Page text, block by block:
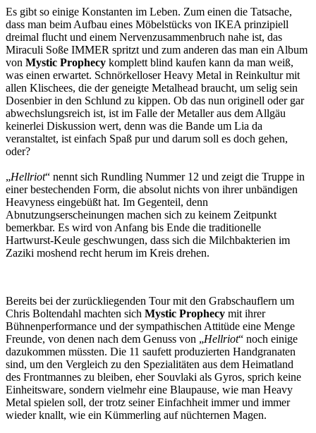
Es gibt so einige Konstanten im Leben. Zum einen die Tatsache,
dass man beim Aufbau eines Möbelstücks von IKEA prinzipiell
dreimal flucht und einem Nervenzusammenbruch nahe ist, das
Miraculi Soße IMMER spritzt und zum anderen das man ein Album
von Mystic Prophecy komplett blind kaufen kann da man weiß,
was einen erwartet. Schnörkelloser Heavy Metal in Reinkultur mit
allen Klischees, die der geneigte Metalhead braucht, um selig sein
Dosenbier in den Schlund zu kippen. Ob das nun originell oder gar
abwechslungsreich ist, ist im Falle der Metaller aus dem Allgäu
keinerlei Diskussion wert, denn was die Bande um Lia da
veranstaltet, ist einfach Spaß pur und darum soll es doch gehen,
oder?
„Hellriot“ nennt sich Rundling Nummer 12 und zeigt die Truppe in
einer bestechenden Form, die absolut nichts von ihrer unbändigen
Heavyness eingebüßt hat. Im Gegenteil, denn
Abnutzungserscheinungen machen sich zu keinem Zeitpunkt
bemerkbar. Es wird von Anfang bis Ende die traditionelle
Hartwurst-Keule geschwungen, dass sich die Milchbakterien im
Zaziki moshend recht herum im Kreis drehen.
Bereits bei der zurückliegenden Tour mit den Grabschauflern um
Chris Boltendahl machten sich Mystic Prophecy mit ihrer
Bühnenperformance und der sympathischen Attitüde eine Menge
Freunde, von denen nach dem Genuss von „Hellriot“ noch einige
dazukommen müssten. Die 11 saufett produzierten Handgranaten
sind, um den Vergleich zu den Spezialitäten aus dem Heimatland
des Frontmannes zu bleiben, eher Souvlaki als Gyros, sprich keine
Einheitsware, sondern vielmehr eine Blaupause, wie man Heavy
Metal spielen soll, der trotz seiner Einfachheit immer und immer
wieder knallt, wie ein Kümmerling auf nüchternen Magen.